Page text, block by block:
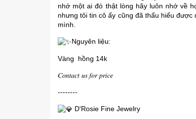
nhớ một ai đó thật lòng hãy luôn nhớ về
nhưng tôi tin cô ấy cũng đã thấu hiểu
mình.
Nguyên liệu:
Vàng hồng 14k
𝐶𝑜𝑛𝑡𝑎𝑐𝑡 𝑢𝑠 𝑓𝑜𝑟 𝑝𝑟𝑖𝑐𝑒
--------
D'Rosie Fine Jewelry